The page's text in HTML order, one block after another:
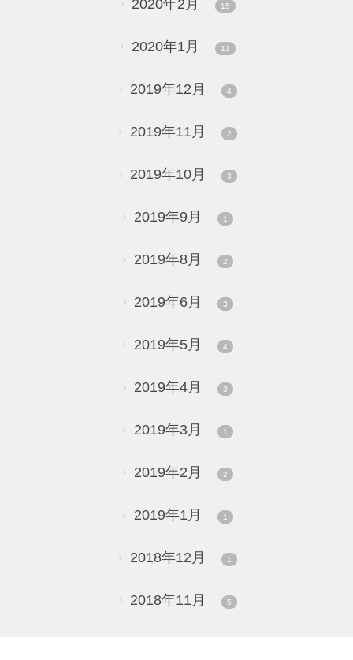
2020年2月 15
2020年1月 11
2019年12月 4
2019年11月 2
2019年10月 3
2019年9月 1
2019年8月 2
2019年6月 3
2019年5月 4
2019年4月 3
2019年3月 1
2019年2月 2
2019年1月 1
2018年12月 1
2018年11月 5